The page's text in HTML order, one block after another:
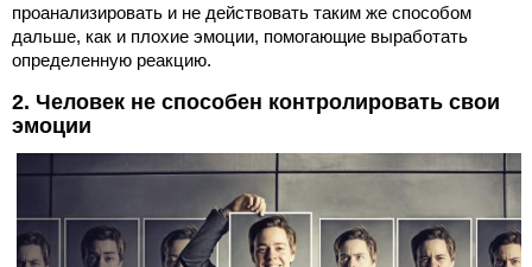
проанализировать и не действовать таким же способом
дальше, как и плохие эмоции, помогающие выработать
определенную реакцию.
2. Человек не способен контролировать свои
эмоции